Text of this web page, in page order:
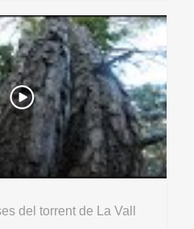
del torrent de La Vall